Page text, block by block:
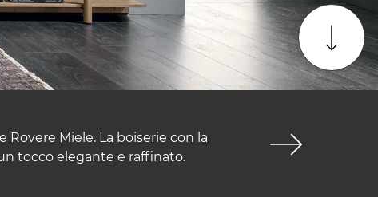
Miele. La boiserie con la
tocco elegante e raffinato.